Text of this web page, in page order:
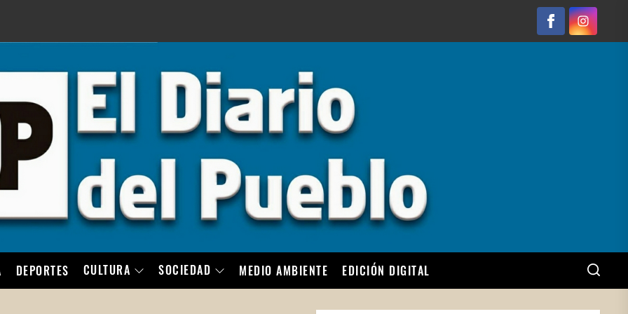
FacebookInstagram
DEPORTES CULTURA SOCIEDAD MEDIO AMBIENTE EDICIÓN DIGITAL